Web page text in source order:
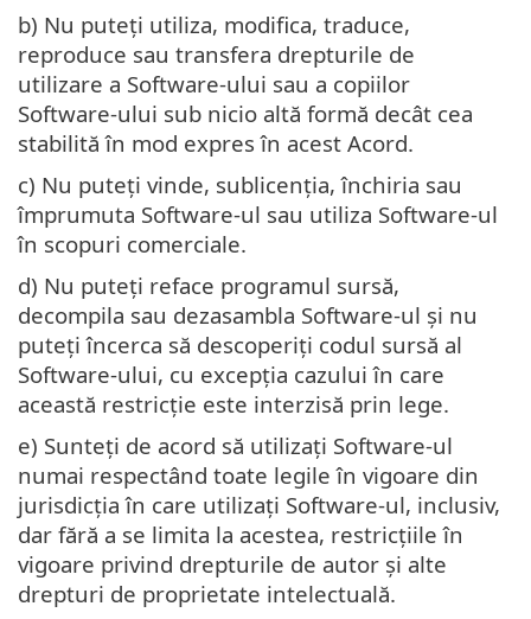
b) Nu puteţi utiliza, modifica, traduce,
reproduce sau transfera drepturile de
utilizare a Software-ului sau a copiilor
Software-ului sub nicio altă formă decât cea
stabilită în mod expres în acest Acord.
c) Nu puteţi vinde, sublicenţia, închiria sau
împrumuta Software-ul sau utiliza Software-ul
în scopuri comerciale.
d) Nu puteţi reface programul sursă,
decompila sau dezasambla Software-ul şi nu
puteţi încerca să descoperiţi codul sursă al
Software-ului, cu excepţia cazului în care
această restricţie este interzisă prin lege.
e) Sunteţi de acord să utilizaţi Software-ul
numai respectând toate legile în vigoare din
jurisdicţia în care utilizaţi Software-ul, inclusiv,
dar fără a se limita la acestea, restricţiile în
vigoare privind drepturile de autor şi alte
drepturi de proprietate intelectuală.